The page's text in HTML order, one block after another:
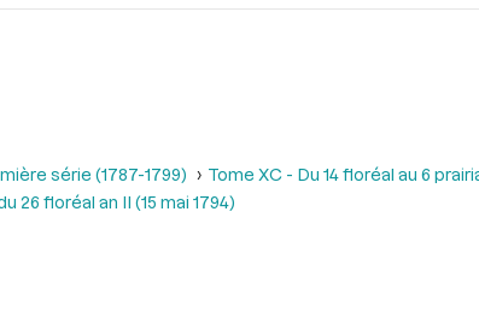
série (1787-1799)
Tome XC - Du 14 floréal au 6
26 floréal an II (15 mai 1794)